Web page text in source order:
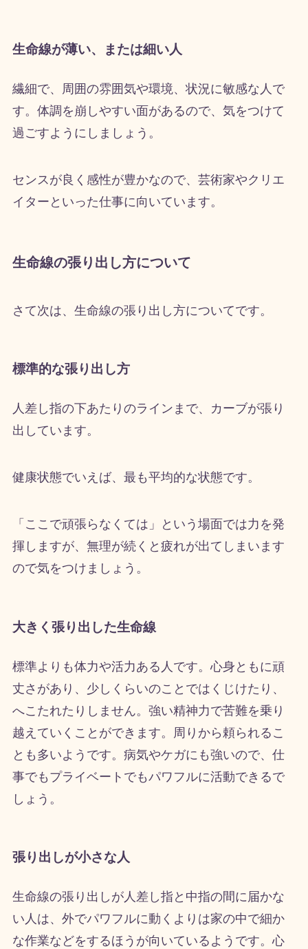
生命線が薄い、または細い人
繊細で、周囲の雰囲気や環境、状況に敏感な人で
す。体調を崩しやすい面があるので、気をつけて
過ごすようにしましょう。
センスが良く感性が豊かなので、芸術家やクリエ
イターといった仕事に向いています。
生命線の張り出し方について
さて次は、生命線の張り出し方についてです。
標準的な張り出し方
人差し指の下あたりのラインまで、カーブが張り
出しています。
健康状態でいえば、最も平均的な状態です。
「ここで頑張らなくては」という場面では力を発
揮しますが、無理が続くと疲れが出てしまいます
ので気をつけましょう。
大きく張り出した生命線
標準よりも体力や活力ある人です。心身ともに頑
丈さがあり、少しくらいのことではくじけたり、
へこたれたりしません。強い精神力で苦難を乗り
越えていくことができます。周りから頼られるこ
とも多いようです。病気やケガにも強いので、仕
事でもプライベートでもパワフルに活動できるで
しょう。
張り出しが小さな人
生命線の張り出しが人差し指と中指の間に届かな
い人は、外でパワフルに動くよりは家の中で細か
な作業などをするほうが向いているようです。心